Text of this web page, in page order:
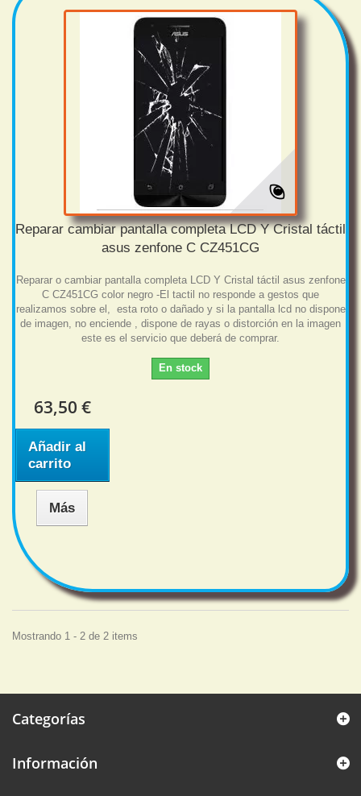
Reparar cambiar pantalla completa LCD Y Cristal táctil
asus zenfone C CZ451CG
Reparar o cambiar pantalla completa LCD Y Cristal táctil asus zenfone
C CZ451CG color negro -El tactil no responde a gestos que
realizamos sobre el, esta roto o dañado y si la pantalla lcd no dispone
de imagen, no enciende , dispone de rayas o distorción en la imagen
este es el servicio que deberá de comprar.
En stock
63,50 €
Añadir al
carrito
Más
Mostrando 1 - 2 de 2 items
Categorías
Información